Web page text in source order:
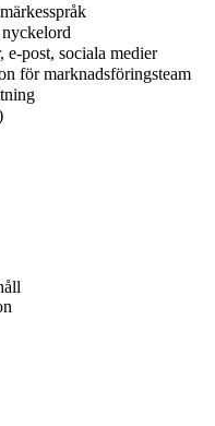
e-post, sociala medier
för marknadsföringsteam